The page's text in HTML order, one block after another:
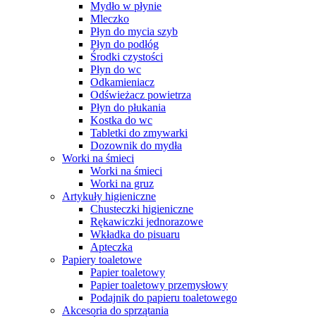
Mydło w płynie
Mleczko
Płyn do mycia szyb
Płyn do podłóg
Środki czystości
Płyn do wc
Odkamieniacz
Odświeżacz powietrza
Płyn do płukania
Kostka do wc
Tabletki do zmywarki
Dozownik do mydła
Worki na śmieci
Worki na śmieci
Worki na gruz
Artykuły higieniczne
Chusteczki higieniczne
Rękawiczki jednorazowe
Wkładka do pisuaru
Apteczka
Papiery toaletowe
Papier toaletowy
Papier toaletowy przemysłowy
Podajnik do papieru toaletowego
Akcesoria do sprzątania